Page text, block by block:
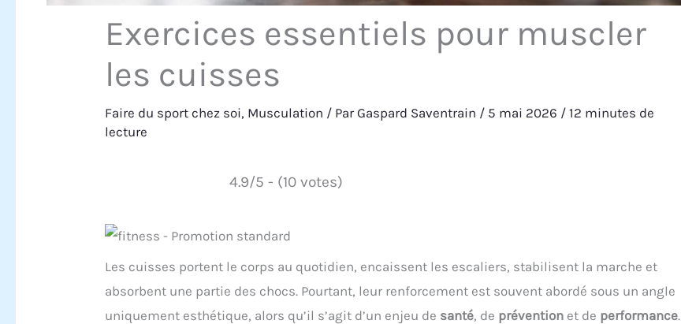
Exercices essentiels pour muscler
les cuisses
Faire du sport chez soi, Musculation / ParGaspard Saventrain / 5 mai 2026 /12 minutes de
lecture
4.9/5 - (10 votes)
Les cuisses portent le corps au quotidien, encaissent les escaliers, stabilisent la marche et
absorbent une partie des chocs. Pourtant, leur renforcement est souvent abordé sous un angle
uniquement esthétique, alors qu’il s’agit d’un enjeu de santé, de prévention et de performance.